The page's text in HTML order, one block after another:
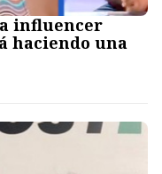
influencer
haciendo una